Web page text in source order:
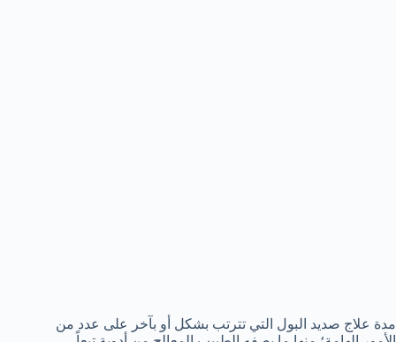
مدة علاج صديد البول التي تترتب بشكل أو بآخر على عدد من